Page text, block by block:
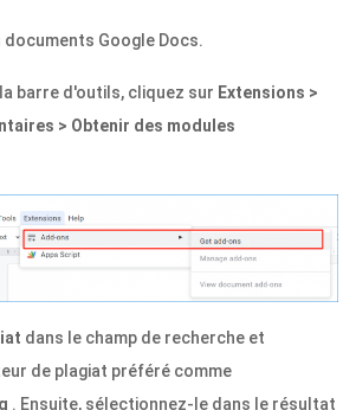
documents Google Docs.
barre d'outils, cliquez sur Extensions >
> Obtenir des modules
dans le champ de recherche et
de plagiat préféré comme
. Ensuite, sélectionnez-le dans le résultat